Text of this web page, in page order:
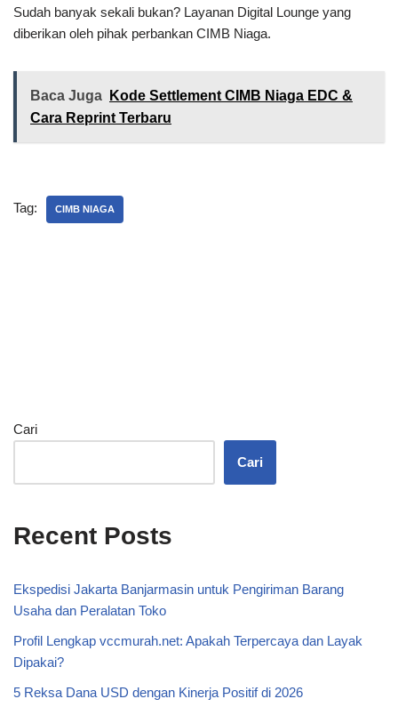
Sudah banyak sekali bukan? Layanan Digital Lounge yang
diberikan oleh pihak perbankan CIMB Niaga.
Baca Juga
Kode Settlement CIMB Niaga EDC &
Cara Reprint Terbaru
Tag: CIMB NIAGA
Cari
Cari
Recent Posts
Ekspedisi Jakarta Banjarmasin untuk Pengiriman Barang
Usaha dan Peralatan Toko
Profil Lengkap vccmurah.net: Apakah Terpercaya dan Layak
Dipakai?
5 Reksa Dana USD dengan Kinerja Positif di 2026